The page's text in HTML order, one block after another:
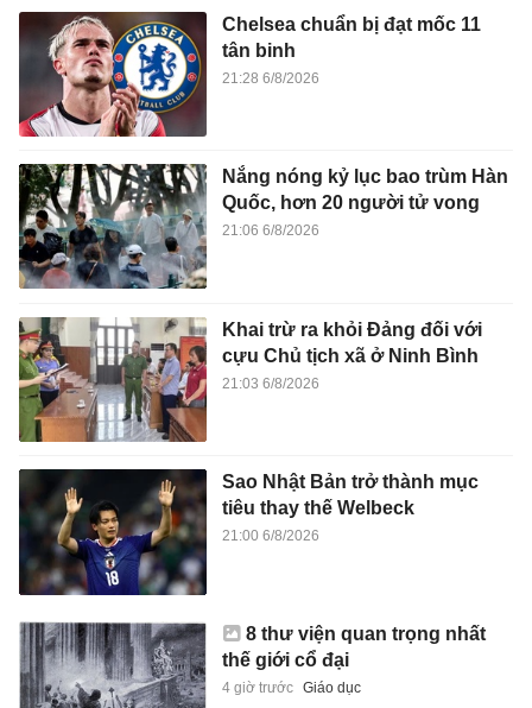
Chelsea chuẩn bị đạt mốc 11
tân binh
21:28 6/8/2026
Nắng nóng kỷ lục bao trùm Hàn
Quốc, hơn 20 người tử vong
21:06 6/8/2026
Khai trừ ra khỏi Đảng đối với
cựu Chủ tịch xã ở Ninh Bình
21:03 6/8/2026
Sao Nhật Bản trở thành mục
tiêu thay thế Welbeck
21:00 6/8/2026
8 thư viện quan trọng nhất
thế giới cổ đại
4 giờ trước Giáo dục